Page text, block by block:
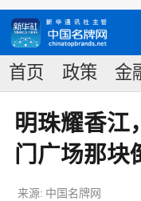
首页 政策 金
明珠耀香江
门广场那块
来源: 中国名牌网